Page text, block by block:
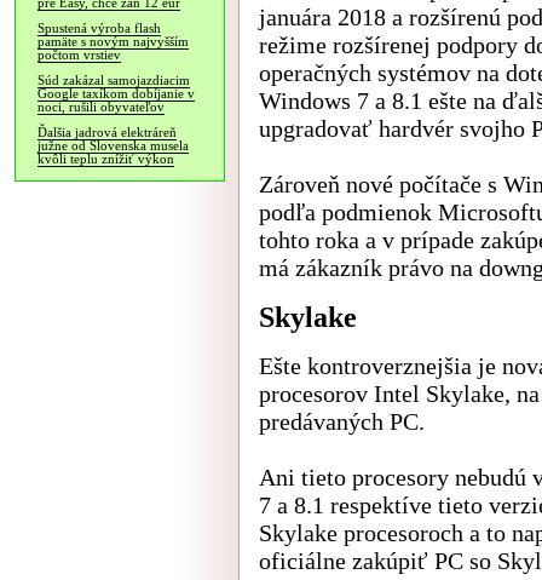
pre Easy, chce zaň 12 eur
Spustená výroba flash
pamäte s novým najvyšším
počtom vrstiev
Súd zakázal samojazdiacim
Google taxíkom dobíjanie v
noci, rušili obyvateľov
Ďalšia jadrová elektráreň
južne od Slovenska musela
kvôli teplu znížiť výkon
januára 2018 a rozšírenú
režime rozšírenej podpory
operačných systémov na
Windows 7 a 8.1 ešte na
upgradovať hardvér svojho
Zároveň nové počítače s
podľa podmienok
tohto roka a v prípade
má zákazník právo na
Skylake
Ešte kontroverznejšia je
procesorov Intel Skylake,
predávaných PC.
Ani tieto procesory nebudú
7 a 8.1 respektíve tieto
Skylake procesoroch a to
oficiálne zakúpiť PC so